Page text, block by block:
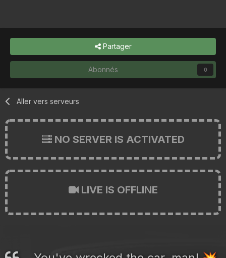
Partager
Abonnés 0
Aller vers serveurs
NO SERVER IS ACTIVATED
LIVE IS OFFLINE